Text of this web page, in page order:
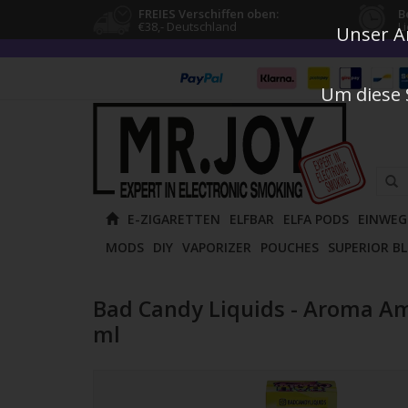
FREIES Verschiffen oben:
€38,- Deutschland
die
Pfeile
und
E-ZIGARETTEN ELFBAR ELFA PODS
MODS DIY VAPORIZER POUCHES SUPERIOR
Bad Candy Liquids - Aroma
ml
Unser
Um diese